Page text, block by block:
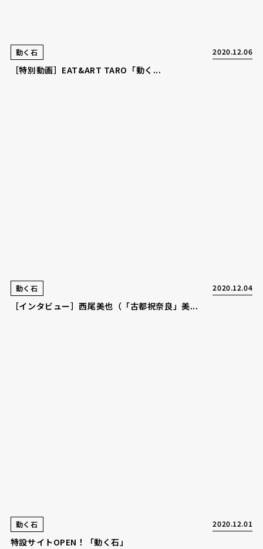
動く石 2020.12.06
［特別動画］EAT&ART TARO「動く...
動く石 2020.12.04
［インタビュー］西尾美也（「古都祝奈良」美...
動く石 2020.12.01
特設サイトOPEN！「動く石」